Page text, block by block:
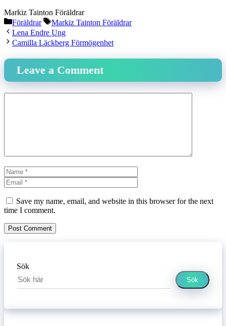
Markiz Tainton Föräldrar
Categories
Föräldrar Tags
Markiz Tainton Föräldrar
Lena Endre Ung
Camilla Läckberg Förmögenhet
Leave a Comment
Name
Save my name, email, and website in this browser for the next
time I comment.
Sök
Sök